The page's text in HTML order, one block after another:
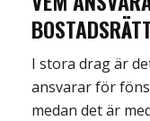
I stora drag är
ansvarar för
medan det är